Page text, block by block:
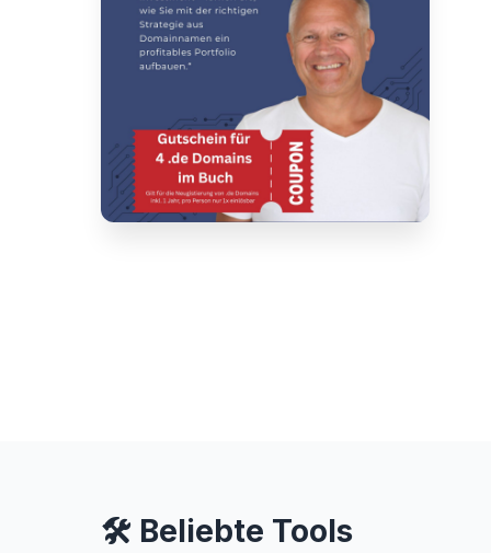
🛠️ Beliebte Tools